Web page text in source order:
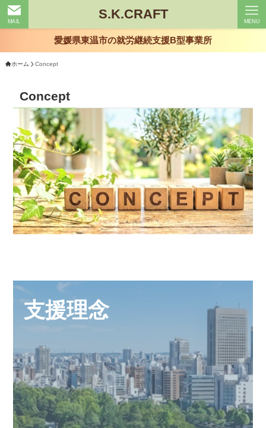
S.K.CRAFT
MAIL MENU
愛媛県東温市の就労継続支援B型事業所
ホーム Concept
Concept
支援理念